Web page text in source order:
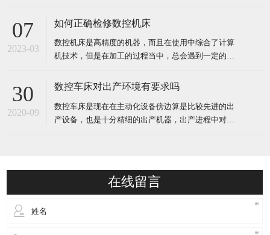
项进行综合的说明。高精度车床的几何精度反映机床
等）的几何形状误差及其组装后的几何形状误差。 包
括工作台面的平面度、各
07
2023-03
如何正确检修数控机床
数控机床是高精度的机器，而且在使用中综合了计算
机技术，但是在加工的过程当中，总会遇到一定的问
查出具体的故障。 数控机床检修： 一、走心机厂家
发生的原因，可它发生的过程是怎样的，只有这样才
能够排除故障，防止类
30
2020-09
数控车床对出产环境有要求吗
数控车床是现在在主动化设备傍边算是比较先进的出
产设备，也是十分精细的出产机器，出产进程中对准
产环境也是有必定的要求，防止数控车床的方位要原
理振源，且不能有阳光直
在线留言